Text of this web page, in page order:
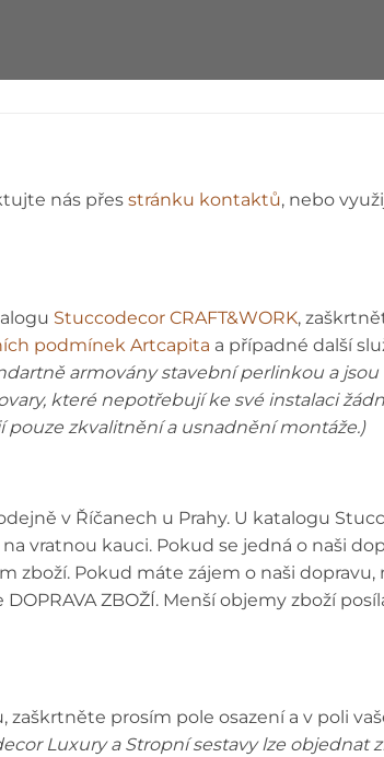
nás přes stránku kontaktů, nebo
Stuccodecor CRAFT&WORK,
podmínek Artcapita a případné další
armovány stavební perlinkou a
které nepotřebují ke své instalaci
zkvalitnění a usnadnění montáže.)
v Říčanech u Prahy. U katalogu
vratnou kauci. Pokud se jedná o naši
zboží. Pokud máte zájem o naši dopravu,
ZBOŽÍ. Menší objemy zboží
prosím pole osazení a v poli
Luxury a Stropní sestavy lze objednat